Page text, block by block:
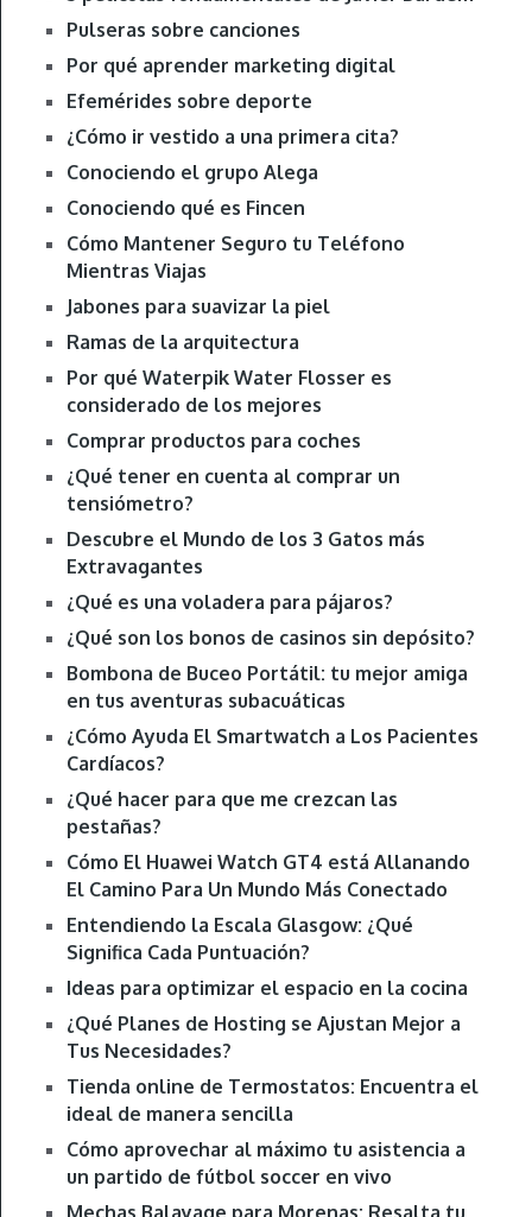
Pulseras sobre canciones
Por qué aprender marketing digital
Efemérides sobre deporte
¿Cómo ir vestido a una primera cita?
Conociendo el grupo Alega
Conociendo qué es Fincen
Cómo Mantener Seguro tu Teléfono
Mientras Viajas
Jabones para suavizar la piel
Ramas de la arquitectura
Por qué Waterpik Water Flosser es
considerado de los mejores
Comprar productos para coches
¿Qué tener en cuenta al comprar un
tensiómetro?
Descubre el Mundo de los 3 Gatos más
Extravagantes
¿Qué es una voladera para pájaros?
¿Qué son los bonos de casinos sin depósito?
Bombona de Buceo Portátil: tu mejor amiga
en tus aventuras subacuáticas
¿Cómo Ayuda El Smartwatch a Los Pacientes
Cardíacos?
¿Qué hacer para que me crezcan las
pestañas?
Cómo El Huawei Watch GT4 está Allanando
El Camino Para Un Mundo Más Conectado
Entendiendo la Escala Glasgow: ¿Qué
Significa Cada Puntuación?
Ideas para optimizar el espacio en la cocina
¿Qué Planes de Hosting se Ajustan Mejor a
Tus Necesidades?
Tienda online de Termostatos: Encuentra el
ideal de manera sencilla
Cómo aprovechar al máximo tu asistencia a
un partido de fútbol soccer en vivo